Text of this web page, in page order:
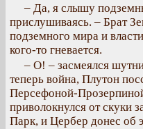
– Да, я слышу
прислушиваясь. – Брат
подземного мира и
кого-то гневается.
– О! – засмеялся
теперь война, Плутон
Персефоной-
приволокнулся от скуки
Парк, и Цербер донес об